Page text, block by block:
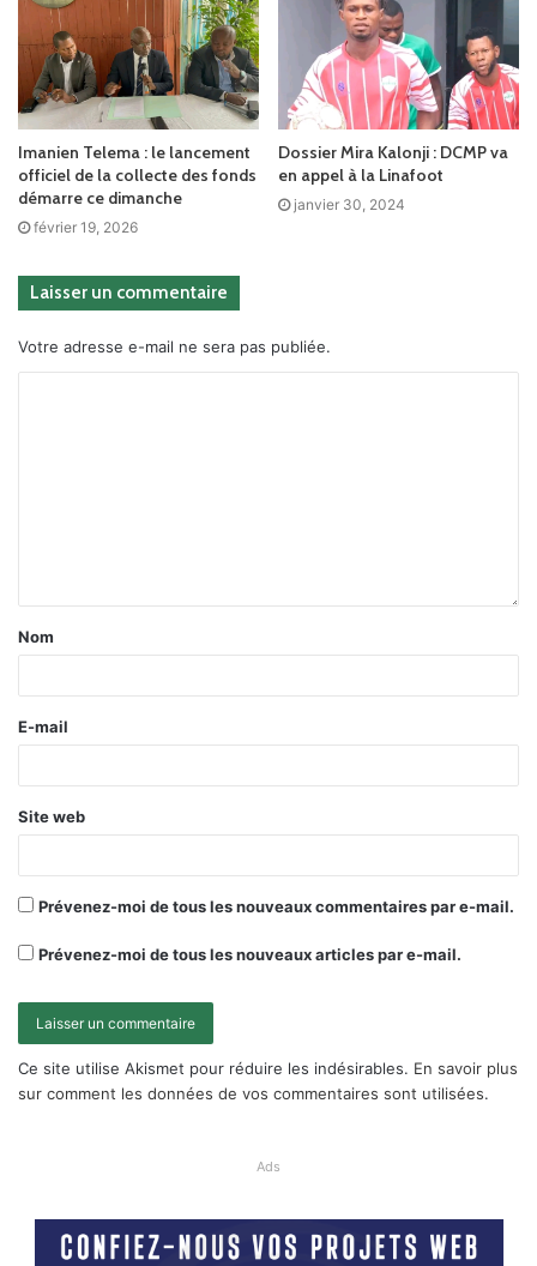
Imanien Telema : le lancement
officiel de la collecte des fonds
démarre ce dimanche
février 19, 2026
Dossier Mira Kalonji : DCMP va
en appel à la Linafoot
janvier 30, 2024
Laisser un commentaire
Votre adresse e-mail ne sera pas publiée.
Nom
E-mail
Site web
Prévenez-moi de tous les nouveaux commentaires par e-mail.
Prévenez-moi de tous les nouveaux articles par e-mail.
Ce site utilise Akismet pour réduire les indésirables. En savoir plus
sur comment les données de vos commentaires sont utilisées.
Ads